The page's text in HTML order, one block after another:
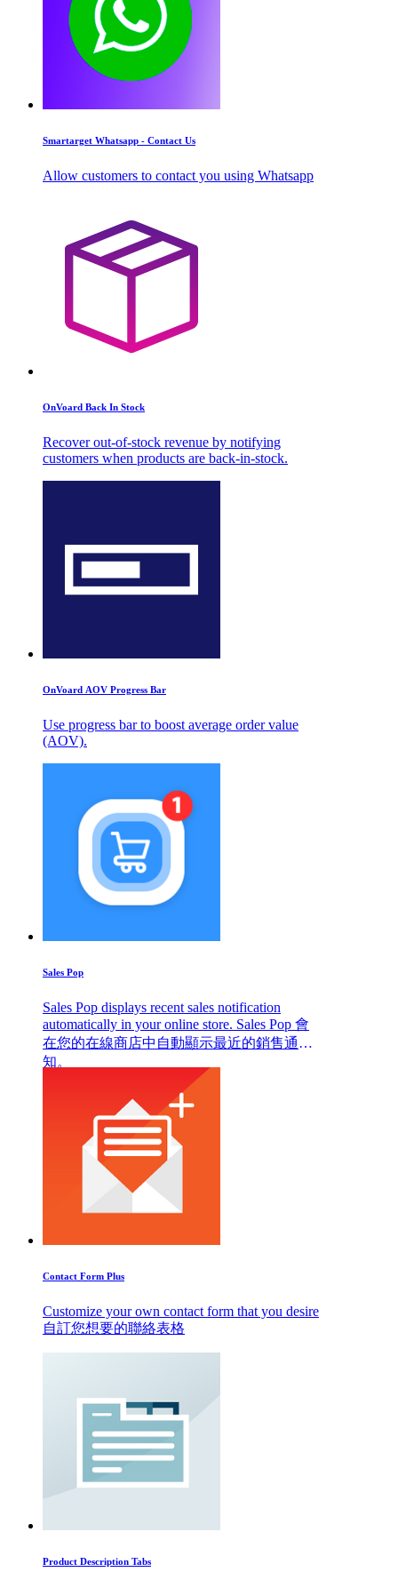
Smartarget Whatsapp - Contact Us
Allow customers to contact you using Whatsapp
OnVoard Back In Stock
Recover out-of-stock revenue by notifying
customers when products are back-in-stock.
OnVoard AOV Progress Bar
Use progress bar to boost average order value
(AOV).
Sales Pop
Sales Pop displays recent sales notification
automatically in your online store. Sales Pop 會
在您的在線商店中自動顯示最近的銷售通
知。
Contact Form Plus
Customize your own contact form that you desire
自訂您想要的聯絡表格
Product Description Tabs